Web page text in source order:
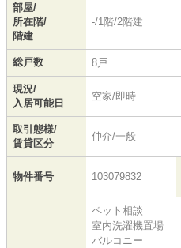
部屋/
所在階/
階建
-/1階/2階建
総戸数 8戸
現況/
入居可能日
空家/即時
取引態様/
賃貸区分
仲介/一般
物件番号 103079832
ペット相談
室内洗濯機置場
バルコニー